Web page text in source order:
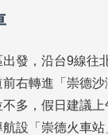
發，沿台9線往
右轉進「崇德
不多，假日建議
設「崇德火車